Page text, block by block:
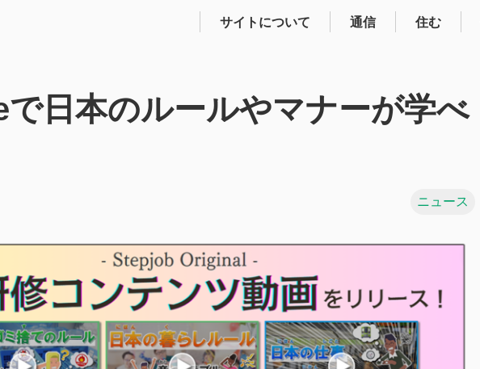
会員登録
サイトについて 通信 住む
で日本のルールやマナーが学べ
ニュース